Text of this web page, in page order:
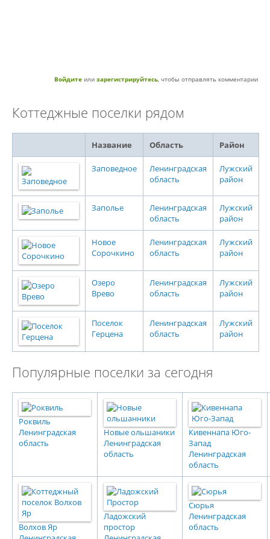
Войдите или зарегистрируйтесь, чтобы отправлять комментарии
Коттеджные поселки рядом
Название Область Район
Заповедное
Ленинградская
область
Лужский
район
Заполье
Ленинградская
область
Лужский
район
Новое
Сорочкино
Ленинградская
область
Лужский
район
Озеро
Врево
Ленинградская
область
Лужский
район
Поселок
Герцена
Ленинградская
область
Лужский
район
Популярные поселки за сегодня
Роквиль
Ленинградская
область
Новые ольшаники
Ленинградская
область
Кивеннапа Юго-
Запад
Ленинградская
область
Волхов Яр
Ладожский
простор
Сюрья
Ленинградская
область